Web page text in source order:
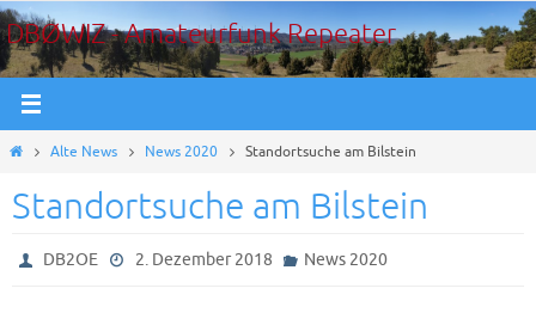
Zum
Inhalt
springen
DBØWIZ - Amateurfunk Repeater
StartAlte News News 2020 Standortsuche am Bilstein
Standortsuche am Bilstein
DB2OE 2. Dezember 2018 News 2020